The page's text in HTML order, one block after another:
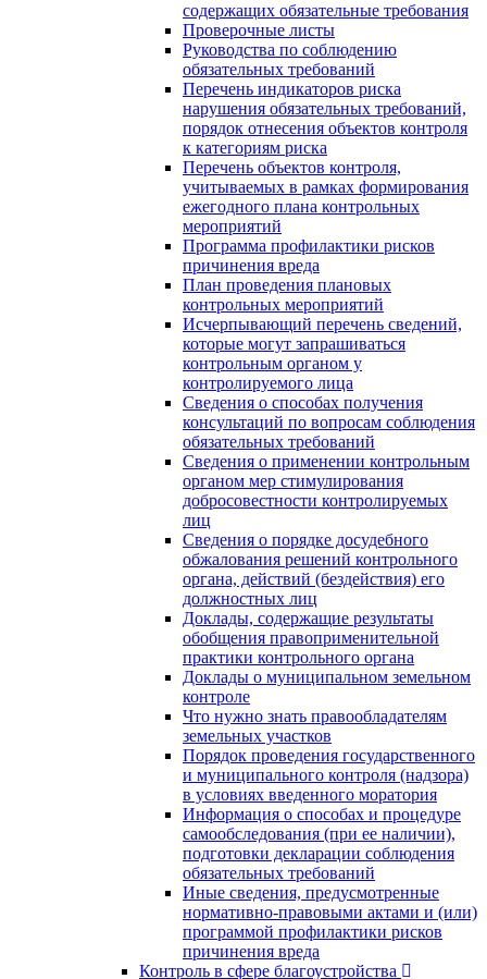
содержащих обязательные требования
Проверочные листы
Руководства по соблюдению
обязательных требований
Перечень индикаторов риска
нарушения обязательных требований,
порядок отнесения объектов контроля
к категориям риска
Перечень объектов контроля,
учитываемых в рамках формирования
ежегодного плана контрольных
мероприятий
Программа профилактики рисков
причинения вреда
План проведения плановых
контрольных мероприятий
Исчерпывающий перечень сведений,
которые могут запрашиваться
контрольным органом у
контролируемого лица
Сведения о способах получения
консультаций по вопросам соблюдения
обязательных требований
Сведения о применении контрольным
органом мер стимулирования
добросовестности контролируемых
лиц
Сведения о порядке досудебного
обжалования решений контрольного
органа, действий (бездействия) его
должностных лиц
Доклады, содержащие результаты
обобщения правоприменительной
практики контрольного органа
Доклады о муниципальном земельном
контроле
Что нужно знать правообладателям
земельных участков
Порядок проведения государственного
и муниципального контроля (надзора)
в условиях введенного моратория
Информация о способах и процедуре
самообследования (при ее наличии),
подготовки декларации соблюдения
обязательных требований
Иные сведения, предусмотренные
нормативно-правовыми актами и (или)
программой профилактики рисков
причинения вреда
Контроль в сфере благоустройства